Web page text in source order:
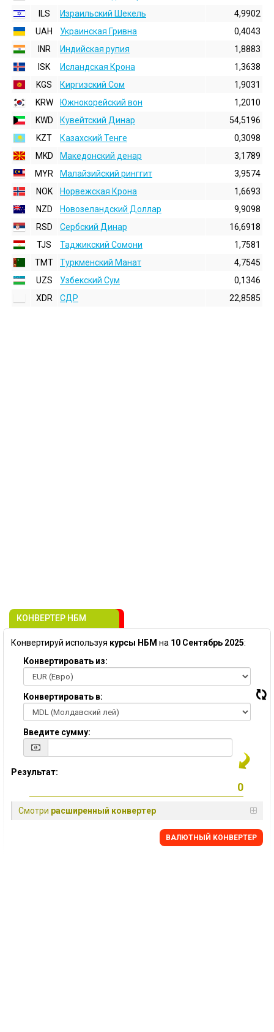
ILS
Израильский Шекель
4,9902
UAH
Украинская Гривна
0,4043
INR
Индийская pупия
1,8883
ISK
Исландская Крона
1,3638
KGS
Киргизский Сом
1,9031
KRW
Южнокорейский вон
1,2010
KWD
Кувейтский Динар
54,5196
KZT
Казахский Тенге
0,3098
MKD
Македонский денар
3,1789
MYR
Малайзийский ринггит
3,9574
NOK
Норвежская Крона
1,6693
NZD
Новозеландский Доллар
9,9098
RSD
Сербский Динар
16,6918
TJS
Таджикский Сомони
1,7581
TMT
Туркменский Манат
4,7545
UZS
Узбекский Сум
0,1346
XDR
СДР 22,8585
КОНВЕРТЕР НБМ
Конвертируй используя курсы НБМ на 10 Сентябрь 2025:
Конвертировать из:
Конвертировать в:
Введите сумму:
Результат:
Смотри расширенный конвертер
BАЛЮТНЫЙ KОНВЕРТЕР